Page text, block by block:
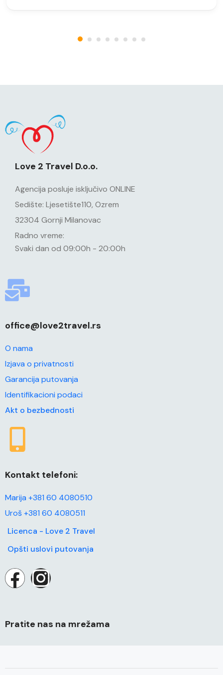
Love 2 Travel D.o.o.
Agencija posluje isključivo ONLINE
Sedište: Ljesetište110, Ozrem
32304 Gornji Milanovac
Radno vreme:
Svaki dan od 09:00h - 20:00h
office@love2travel.rs
O nama
Izjava o privatnosti
Garancija putovanja
Identifikacioni podaci
Akt o bezbednosti
Kontakt telefoni:
Marija +381 60 4080510
Uroš +381 60 4080511
Licenca - Love 2 Travel
Opšti uslovi putovanja
Pratite nas na mrežama